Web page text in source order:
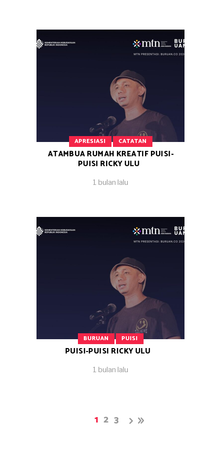
APRESIASI CATATAN
ATAMBUA RUMAH KREATIF PUISI-
PUISI RICKY ULU
1 bulan lalu
BURUAN PUISI
PUISI-PUISI RICKY ULU
1 bulan lalu
1 2 3